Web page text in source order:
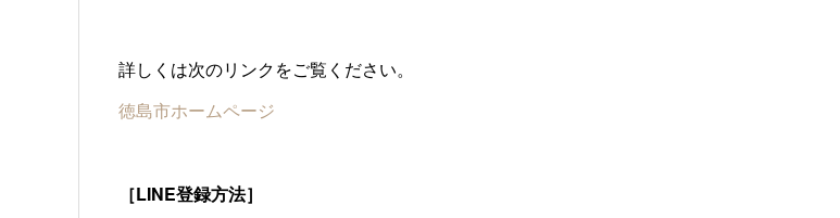
詳しくは次のリンクをご覧ください。
徳島市ホームページ
［LINE登録方法］